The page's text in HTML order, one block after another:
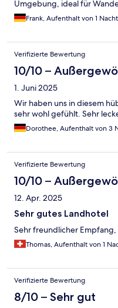
Umgebung, ideal für
Frank, Aufenthalt von 1 Nacht
Verifizierte Bewertung
10/10 –
1. Juni 2025
Wir haben uns in diesem
sehr wohl gefühlt. Sehr
Dorothee, Aufenthalt von 3
Verifizierte Bewertung
10/10 –
12. Apr. 2025
Sehr gutes Landhotel
Sehr freundlicher
Thomas, Aufenthalt von 1
Verifizierte Bewertung
8/10 – Sehr gut